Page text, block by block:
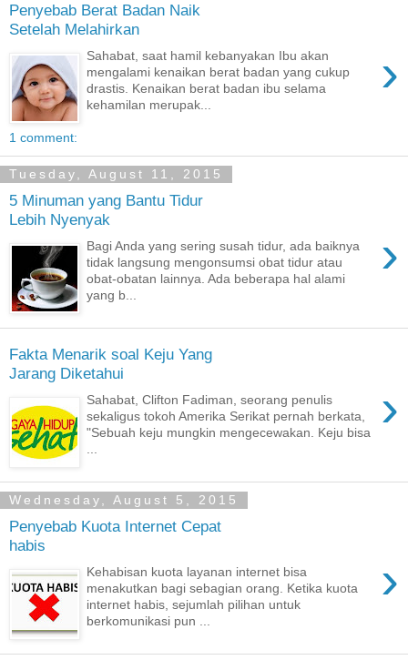
Penyebab Berat Badan Naik
Setelah Melahirkan
›
Sahabat, saat hamil kebanyakan Ibu akan
mengalami kenaikan berat badan yang cukup
drastis. Kenaikan berat badan ibu selama
kehamilan merupak...
1 comment:
Tuesday, August 11, 2015
5 Minuman yang Bantu Tidur
Lebih Nyenyak
›
Bagi Anda yang sering susah tidur, ada baiknya
tidak langsung mengonsumsi obat tidur atau
obat-obatan lainnya. Ada beberapa hal alami
yang b...
Fakta Menarik soal Keju Yang
Jarang Diketahui
›
Sahabat, Clifton Fadiman, seorang penulis
sekaligus tokoh Amerika Serikat pernah berkata,
"Sebuah keju mungkin mengecewakan. Keju bisa
Wednesday, August 5, 2015
Penyebab Kuota Internet Cepat
habis
›
Kehabisan kuota layanan internet bisa
menakutkan bagi sebagian orang. Ketika kuota
internet habis, sejumlah pilihan untuk
berkomunikasi pun ...